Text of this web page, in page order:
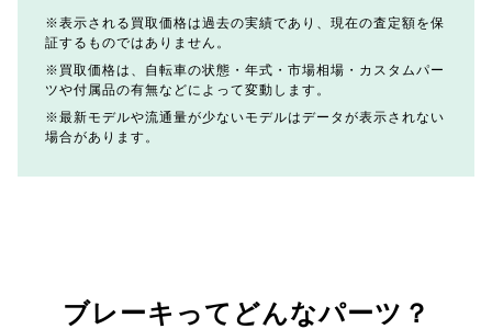
表示される買取価格は過去の実績であり、現在の査定額を保
証するものではありません。
買取価格は、自転車の状態・年式・市場相場・カスタムパー
ツや付属品の有無などによって変動します。
最新モデルや流通量が少ないモデルはデータが表示されない
場合があります。
ブレーキってどんなパーツ？